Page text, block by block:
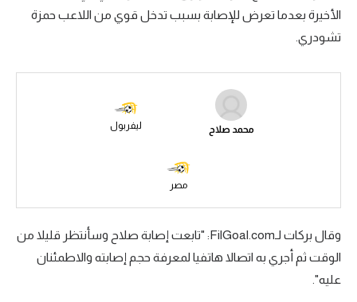
الكرة المصرية
الدوري المصري
الكرة الأوروبية
الدوري الإسباني
دوري أبطال أوروبا
الأخيرة بعدما تعرض للإصابة بسبب تدخل قوي من اللاعب حمزة
تشودري.
محمد صلاح ليفربول
مصر
وقال بركات لـFilGoal.com: "تابعت إصابة صلاح وسأنتظر قليلا من
الوقت ثم أجري به اتصالا هاتفيا لمعرفة حجم إصابته والاطمئنان
عليه".